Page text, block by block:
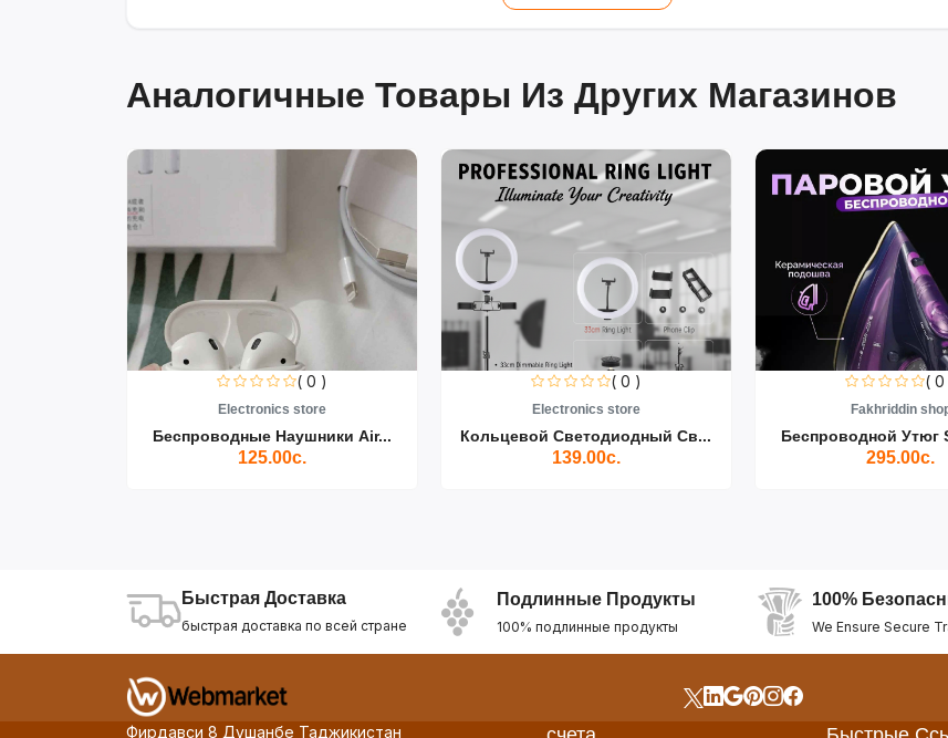
Аналогичные Товары Из Других Магазинов
( 0 )
Electronics store
Беспроводные Наушники Air...
125.00с.
( 0 )
Electronics store
Кольцевой Светодиодный Св...
139.00с.
( 0
Fakhriddin
Беспроводной Утюг
295.00с.
Быстрая Доставка
быстрая доставка по всей стране
Подлинные Продукты
100% подлинные продукты
100%
We Ensure Secure
Фирдавси 8 Душанбе Таджикистан